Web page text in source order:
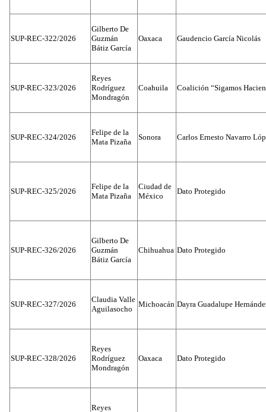
SUP-REC-322/2026
Gilberto De
Guzmán
Bátiz García
Oaxaca Gaudencio García Nicolás
SUP-REC-323/2026
Reyes
Rodríguez
Mondragón
Coahuila Coalición “Sigamos
SUP-REC-324/2026
Felipe de la
Mata Pizaña
Sonora Carlos Ernesto Navarro
SUP-REC-325/2026
Felipe de la
Mata Pizaña
Ciudad de
México
Dato Protegido
SUP-REC-326/2026
Gilberto De
Guzmán
Bátiz García
Chihuahua Dato Protegido
SUP-REC-327/2026
Claudia Valle
Aguilasocho
Michoacán Dayra Guadalupe
SUP-REC-328/2026
Reyes
Rodríguez
Mondragón
Oaxaca Dato Protegido
Reyes